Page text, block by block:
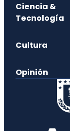
Ciencia &
Tecnología
Cultura
Opinión